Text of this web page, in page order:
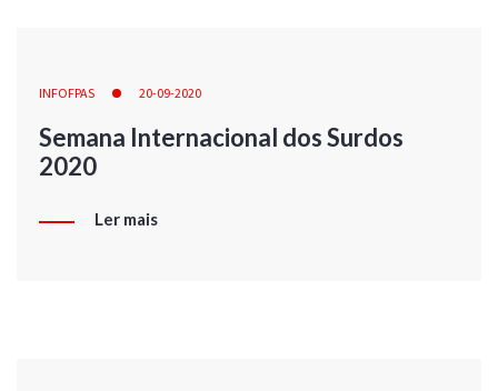
INFOFPAS 20-09-2020
Semana Internacional dos Surdos
2020
Ler mais